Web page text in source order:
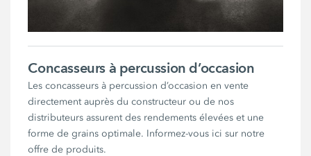
Concasseurs à percussion d’occasion
Les concasseurs à percussion d’occasion en vente
directement auprès du constructeur ou de nos
distributeurs assurent des rendements élevées et une
forme de grains optimale. Informez-vous ici sur notre
offre de produits.